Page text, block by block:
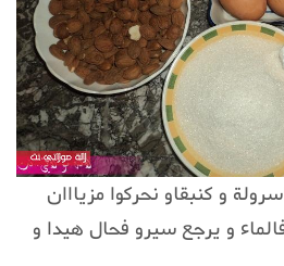
و كنبقاو نحركوا مزيااان
و يرجع سيرو فحال هيدا و